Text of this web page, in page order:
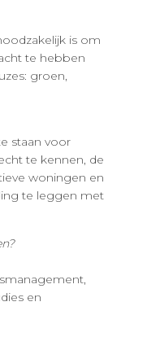
is om
te hebben
groen,
staan voor
te kennen, de
woningen en
te leggen met
en